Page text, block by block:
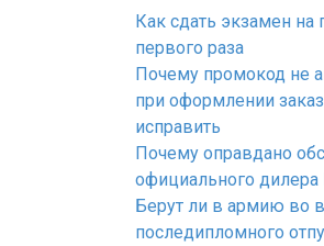
Как сдать экзамен на
первого раза
Почему промокод не
при оформлении
исправить
Почему оправдано
официального дилера
Берут ли в армию во
последипломного